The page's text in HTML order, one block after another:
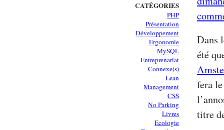
CATÉGORIES
PHP
Présentation
Développement
Ergonomie
MySQL
Entreprenariat
Connexe(s)
Lean
Management
CSS
No Parking
Livres
Ecologie
Dans
été
fera
titre